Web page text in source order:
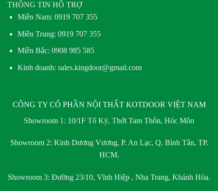
THÔNG TIN HỖ TRỢ
Miền Nam: 0919 707 355
Miền Trung: 0919 707 355
Miền Bắc: 0908 985 585
Kinh doanh: sales.kingdoor@gmail.com
CÔNG TY CỔ PHẦN NỘI THẤT KOTDOOR VIỆT NAM
Showroom 1: 10/1F Tô Ký, Thới Tam Thôn, Hóc Môn
Showroom 2: Kinh Dương Vương, P. An Lạc, Q. Bình Tân, TP.
HCM.
Showroom 3: Đường 23/10, Vĩnh Hiệp , Nha Trang, Khánh Hòa.